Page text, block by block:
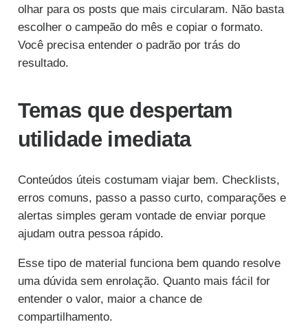
olhar para os posts que mais circularam. Não basta
escolher o campeão do mês e copiar o formato.
Você precisa entender o padrão por trás do
resultado.
Temas que despertam
utilidade imediata
Conteúdos úteis costumam viajar bem. Checklists,
erros comuns, passo a passo curto, comparações e
alertas simples geram vontade de enviar porque
ajudam outra pessoa rápido.
Esse tipo de material funciona bem quando resolve
uma dúvida sem enrolação. Quanto mais fácil for
entender o valor, maior a chance de
compartilhamento.